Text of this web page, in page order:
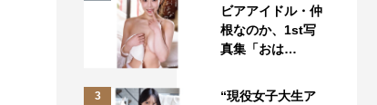
ビアアイドル・仲
根なのか、1st写
真集「おは…
3
“現役女子大生ア